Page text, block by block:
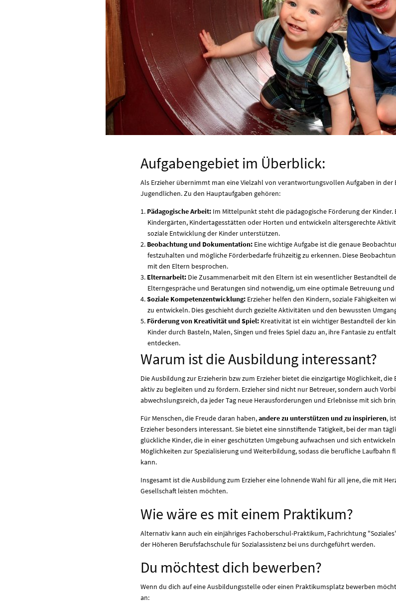
Aufgabengebiet im Überblick:
Als Erzieher übernimmt man eine Vielzahl von verantwortungsvollen Aufgaben in
Jugendlichen. Zu den Hauptaufgaben gehören:
Pädagogische Arbeit:Im Mittelpunkt steht die pädagogische Förderung der Kinder.
Kindergärten, Kindertagesstätten oder Horten und entwickeln altersgerechte
soziale Entwicklung der Kinder unterstützen.
Beobachtung und Dokumentation:Eine wichtige Aufgabe ist die genaue
festzuhalten und mögliche Förderbedarfe frühzeitig zu erkennen. Diese
mit den Eltern besprochen.
Elternarbeit:Die Zusammenarbeit mit den Eltern ist ein wesentlicher Bestandteil
Elterngespräche und Beratungen sind notwendig, um eine optimale Betreuung
Soziale Kompetenzentwicklung:Erzieher helfen den Kindern, soziale Fähigkeiten
zu entwickeln. Dies geschieht durch gezielte Aktivitäten und den bewussten
Förderung von Kreativität und Spiel:Kreativität ist ein wichtiger Bestandteil der
Kinder durch Basteln, Malen, Singen und freies Spiel dazu an, ihre Fantasie zu
entdecken.
Warum ist die Ausbildung interessant?
Die Ausbildung zur Erzieherin bzw zum Erzieher bietet die einzigartige Möglichkeit,
aktiv zu begleiten und zu fördern. Erzieher sind nicht nur Betreuer, sondern auch
abwechslungsreich, da jeder Tag neue Herausforderungen und Erlebnisse mit sich
Für Menschen, die Freude daran haben,andere zu unterstützen und zu inspirieren,
Erzieher besonders interessant. Sie bietet eine sinnstiftende Tätigkeit, bei der man
glückliche Kinder, die in einer geschützten Umgebung aufwachsen und sich
Möglichkeiten zur Spezialisierung und Weiterbildung, sodass die berufliche
kann.
Insgesamt ist die Ausbildung zum Erzieher eine lohnende Wahl für all jene, die mit
Gesellschaft leisten möchten.
Wie wäre es mit einem Praktikum?
Alternativ kann auch ein einjähriges Fachoberschul-Praktikum, Fachrichtung
der Höheren Berufsfachschule für Sozialassistenz bei uns durchgeführt werden.
Du möchtest dich bewerben?
Wenn du dich auf eine Ausbildungsstelle oder einen Praktikumsplatz bewerben
an: